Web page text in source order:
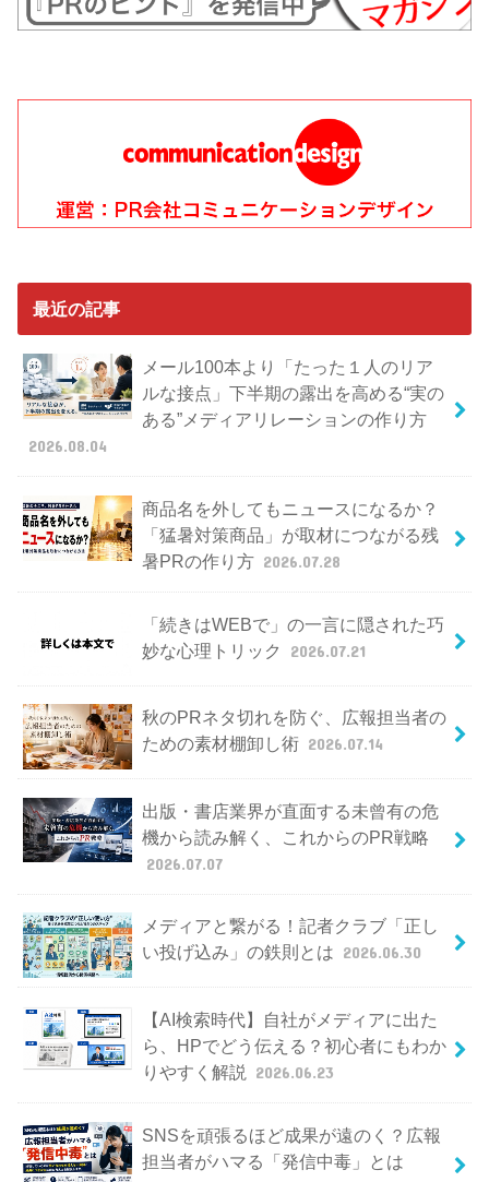
最近の記事
メール100本より「たった１人のリア
ルな接点」下半期の露出を高める“実の
ある”メディアリレーションの作り方
2026.08.04
商品名を外してもニュースになるか？
「猛暑対策商品」が取材につながる残
暑PRの作り方 2026.07.28
「続きはWEBで」の一言に隠された巧
妙な心理トリック
2026.07.21
秋のPRネタ切れを防ぐ、広報担当者の
ための素材棚卸し術 2026.07.14
出版・書店業界が直面する未曾有の危
機から読み解く、これからのPR戦略
2026.07.07
メディアと繋がる！記者クラブ「正し
い投げ込み」の鉄則とは 2026.06.30
【AI検索時代】自社がメディアに出た
ら、HPでどう伝える？初心者にもわか
りやすく解説
2026.06.23
SNSを頑張るほど成果が遠のく？広報
担当者がハマる「発信中毒」とは